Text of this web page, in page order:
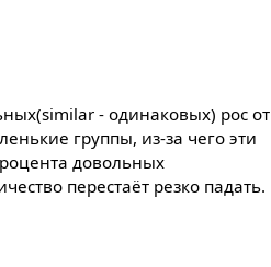
- одинаковых) рос от
группы, из-за чего эти
довольных
перестаёт резко падать.